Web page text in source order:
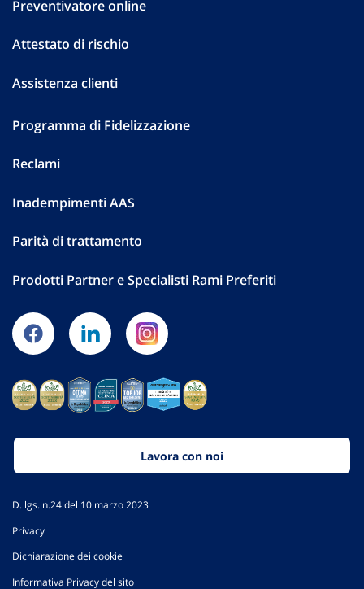
Preventivatore online
Attestato di rischio
Assistenza clienti
Programma di Fidelizzazione
Reclami
Inadempimenti AAS
Parità di trattamento
Prodotti Partner e Specialisti Rami Preferiti
Lavora con noi
D. lgs. n.24 del 10 marzo 2023
Privacy
Dichiarazione dei cookie
Informativa Privacy del sito